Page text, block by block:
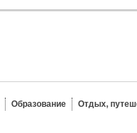
Образование Отдых,